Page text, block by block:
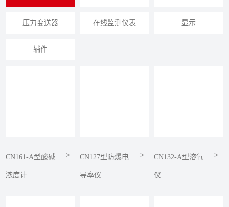
压力变送器 在线监测仪表 显示
辅件
CN161-A型酸碱
浓度计
> CN127型防爆电
导率仪
> CN132-A型溶氧
仪
>